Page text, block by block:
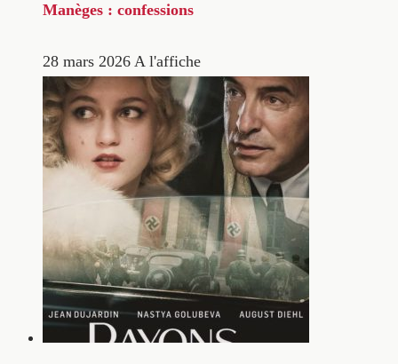
Manèges : confessions
28 mars 2026 A l'affiche